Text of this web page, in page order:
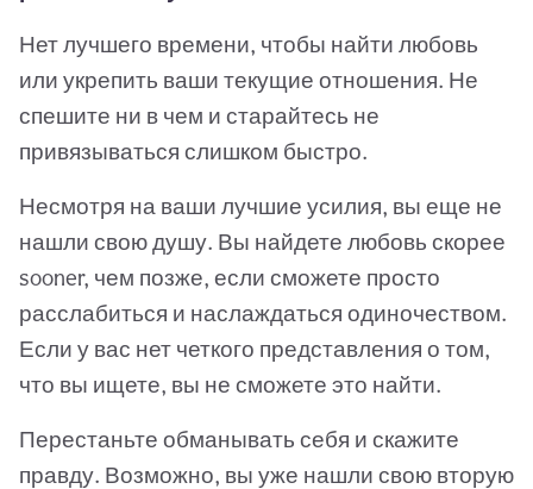
Нет лучшего времени, чтобы найти любовь
или укрепить ваши текущие отношения. Не
спешите ни в чем и старайтесь не
привязываться слишком быстро.
Несмотря на ваши лучшие усилия, вы еще не
нашли свою душу. Вы найдете любовь скорее
sooner, чем позже, если сможете просто
расслабиться и наслаждаться одиночеством.
Если у вас нет четкого представления о том,
что вы ищете, вы не сможете это найти.
Перестаньте обманывать себя и скажите
правду. Возможно, вы уже нашли свою вторую